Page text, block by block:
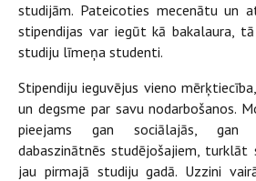
studijām. Pateicoties mecenātu un
stipendijas var iegūt kā bakalaura,
studiju līmeņa studenti.
Stipendiju ieguvējus vieno
un degsme par savu nodarbošanos.
pieejams gan sociālajās, gan
dabaszinātnēs studējošajiem,
jau pirmajā studiju gadā. Uzzini